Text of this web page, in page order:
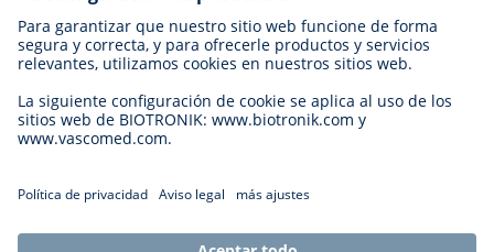
Empleos en BIOTRONIK
Niveles profesionales
¿Por qué trabajar con nosotros?
Oportunidad profesional
Contacto
Cookie Settings